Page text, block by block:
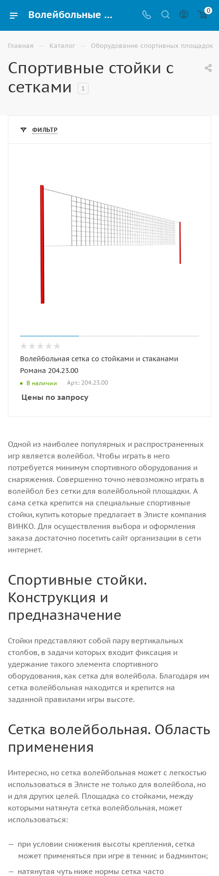
Волейбольные стойки и сетки купить в Элисте по выгодным ценам 0
Главная — Каталог — Оборудование спортивных площадок
Спортивные стойки с
сетками
1
ФИЛЬТР
Волейбольная сетка со стойками и стаканами
Романа 204.23.00
В наличии Арт.: 204.23.00
Цены по запросу
Одной из наиболее популярных и распространенных
игр является волейбол. Чтобы играть в него
потребуется минимум спортивного оборудования и
снаряжения. Совершенно точно невозможно играть в
волейбол без сетки для волейбольной площадки. А
сама сетка крепится на специальные спортивные
стойки, купить которые предлагает в Элисте компания
ВИНКО. Для осуществления выбора и оформления
заказа достаточно посетить сайт организации в сети
интернет.
Спортивные стойки.
Конструкция и
предназначение
Стойки представляют собой пару вертикальных
столбов, в задачи которых входит фиксация и
удержание такого элемента спортивного
оборудования, как сетка для волейбола. Благодаря им
сетка волейбольная находится и крепится на
заданной правилами игры высоте.
Сетка волейбольная. Область
применения
Интересно, но сетка волейбольная может с легкостью
использоваться в Элисте не только для волейбола, но
и для других целей. Площадка со стойками, между
которыми натянута сетка волейбольная, может
использоваться:
при условии снижения высоты крепления, сетка
может применяться при игре в теннис и бадминтон;
натянутая чуть ниже нормы сетка часто